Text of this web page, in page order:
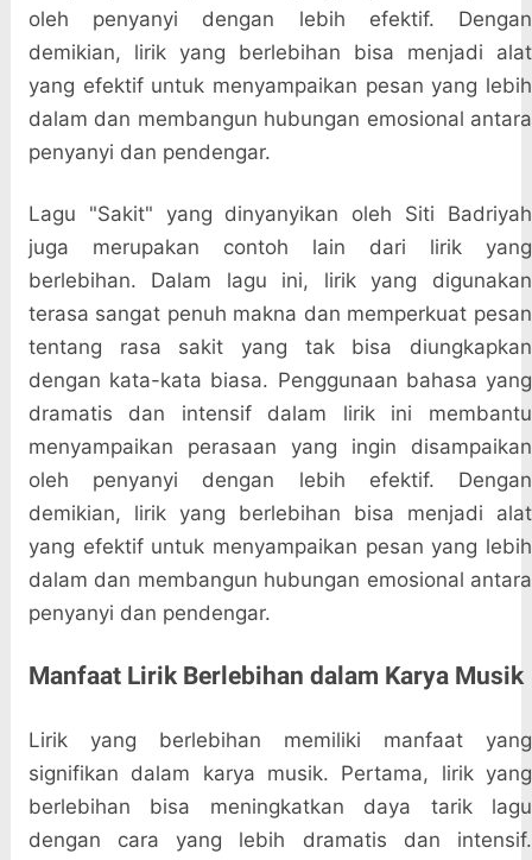
oleh penyanyi dengan lebih efektif. Dengan
demikian, lirik yang berlebihan bisa menjadi alat
yang efektif untuk menyampaikan pesan yang lebih
dalam dan membangun hubungan emosional antara
penyanyi dan pendengar.
Lagu "Sakit" yang dinyanyikan oleh Siti Badriyah
juga merupakan contoh lain dari lirik yang
berlebihan. Dalam lagu ini, lirik yang digunakan
terasa sangat penuh makna dan memperkuat pesan
tentang rasa sakit yang tak bisa diungkapkan
dengan kata-kata biasa. Penggunaan bahasa yang
dramatis dan intensif dalam lirik ini membantu
menyampaikan perasaan yang ingin disampaikan
oleh penyanyi dengan lebih efektif. Dengan
demikian, lirik yang berlebihan bisa menjadi alat
yang efektif untuk menyampaikan pesan yang lebih
dalam dan membangun hubungan emosional antara
penyanyi dan pendengar.
Manfaat Lirik Berlebihan dalam Karya Musik
Lirik yang berlebihan memiliki manfaat yang
signifikan dalam karya musik. Pertama, lirik yang
berlebihan bisa meningkatkan daya tarik lagu
dengan cara yang lebih dramatis dan intensif.